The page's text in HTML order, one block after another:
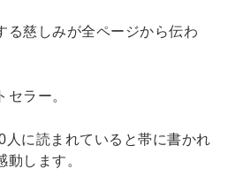
る慈しみが全ページから伝わ
セラー。
人に読まれていると帯に書かれ
動します。